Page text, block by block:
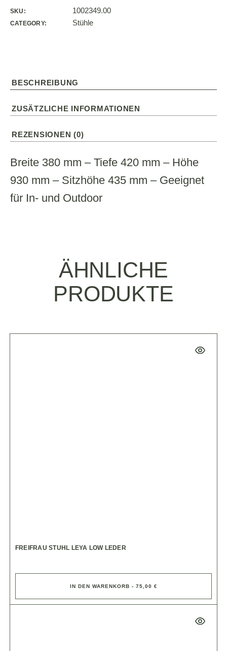
SKU: 1002349.00
CATEGORY: Stühle
BESCHREIBUNG
ZUSÄTZLICHE INFORMATIONEN
REZENSIONEN (0)
Breite 380 mm – Tiefe 420 mm – Höhe
930 mm – Sitzhöhe 435 mm – Geeignet
für In- und Outdoor
ÄHNLICHE
PRODUKTE
FREIFRAU STUHL LEYA LOW LEDER
IN DEN WARENKORB - 75,00 €